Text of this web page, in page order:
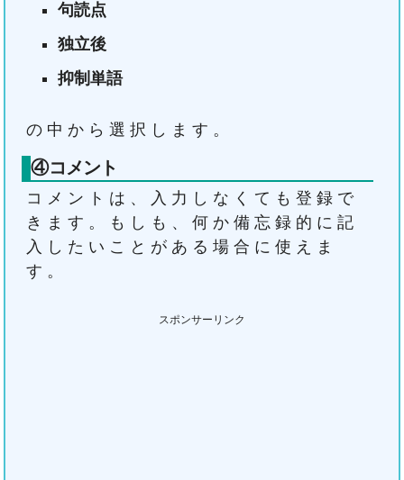
句読点
独立後
抑制単語
の中から選択します。
④コメント
コメントは、入力しなくても登録で
きます。もしも、何か備忘録的に記
入したいことがある場合に使えま
す。
スポンサーリンク